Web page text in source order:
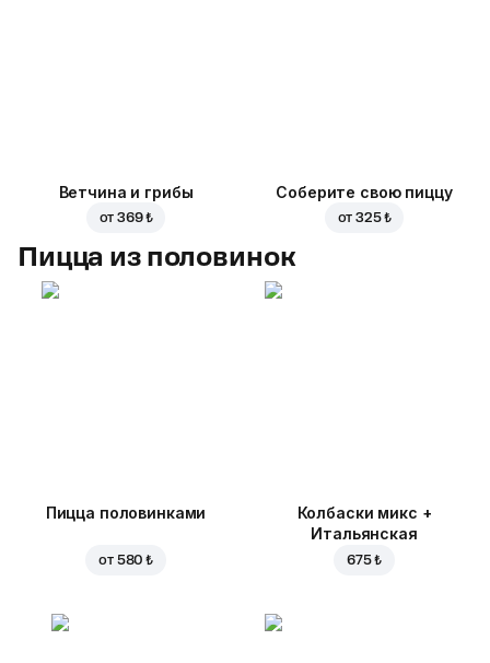
Ветчина и грибы
от369 ₺
Соберите свою пиццу
от325 ₺
Пицца из половинок
Пицца половинками
от 580 ₺
Колбаски микс +
Итальянская
675 ₺